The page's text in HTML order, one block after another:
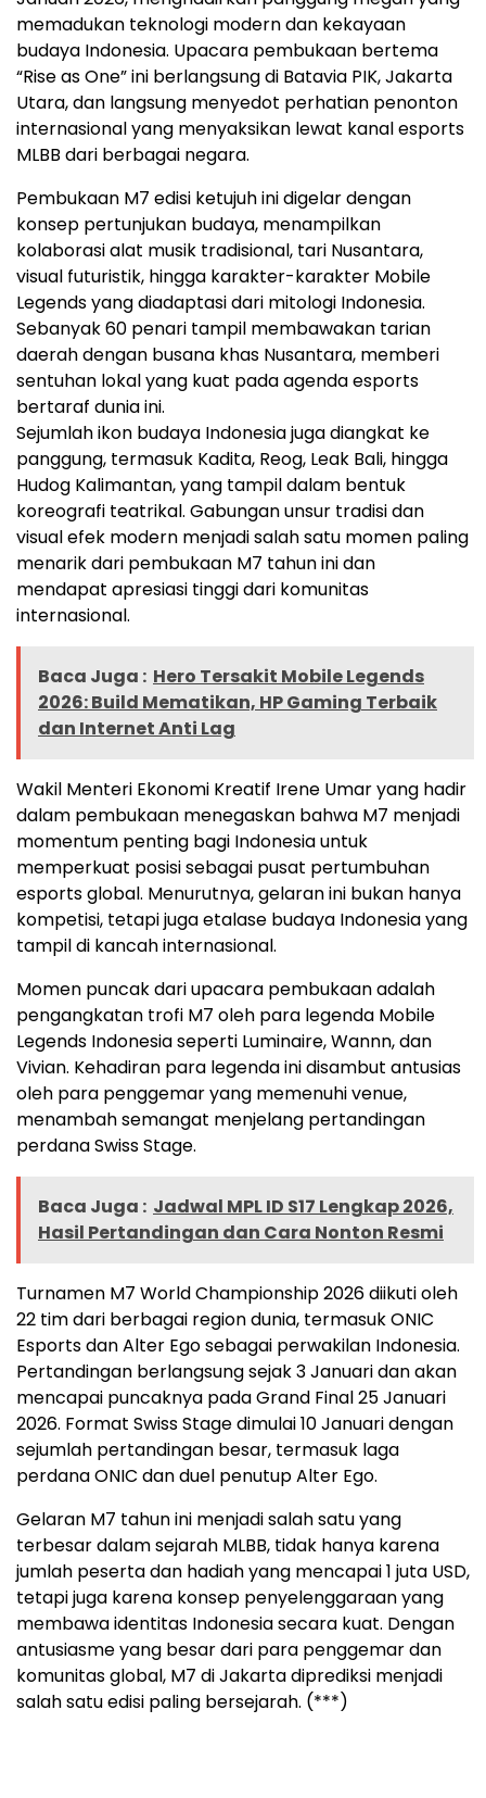
memadukan teknologi modern dan kekayaan
budaya Indonesia. Upacara pembukaan bertema
“Rise as One” ini berlangsung di Batavia PIK, Jakarta
Utara, dan langsung menyedot perhatian penonton
internasional yang menyaksikan lewat kanal esports
MLBB dari berbagai negara.
Pembukaan M7 edisi ketujuh ini digelar dengan
konsep pertunjukan budaya, menampilkan
kolaborasi alat musik tradisional, tari Nusantara,
visual futuristik, hingga karakter-karakter Mobile
Legends yang diadaptasi dari mitologi Indonesia.
Sebanyak 60 penari tampil membawakan tarian
daerah dengan busana khas Nusantara, memberi
sentuhan lokal yang kuat pada agenda esports
bertaraf dunia ini.
Sejumlah ikon budaya Indonesia juga diangkat ke
panggung, termasuk Kadita, Reog, Leak Bali, hingga
Hudog Kalimantan, yang tampil dalam bentuk
koreografi teatrikal. Gabungan unsur tradisi dan
visual efek modern menjadi salah satu momen paling
menarik dari pembukaan M7 tahun ini dan
mendapat apresiasi tinggi dari komunitas
internasional.
Baca Juga : Hero Tersakit Mobile Legends
2026: Build Mematikan, HP Gaming Terbaik
dan Internet Anti Lag
Wakil Menteri Ekonomi Kreatif Irene Umar yang hadir
dalam pembukaan menegaskan bahwa M7 menjadi
momentum penting bagi Indonesia untuk
memperkuat posisi sebagai pusat pertumbuhan
esports global. Menurutnya, gelaran ini bukan hanya
kompetisi, tetapi juga etalase budaya Indonesia yang
tampil di kancah internasional.
Momen puncak dari upacara pembukaan adalah
pengangkatan trofi M7 oleh para legenda Mobile
Legends Indonesia seperti Luminaire, Wannn, dan
Vivian. Kehadiran para legenda ini disambut antusias
oleh para penggemar yang memenuhi venue,
menambah semangat menjelang pertandingan
perdana Swiss Stage.
Baca Juga : Jadwal MPL ID S17 Lengkap 2026,
Hasil Pertandingan dan Cara Nonton Resmi
Turnamen M7 World Championship 2026 diikuti oleh
22 tim dari berbagai region dunia, termasuk ONIC
Esports dan Alter Ego sebagai perwakilan Indonesia.
Pertandingan berlangsung sejak 3 Januari dan akan
mencapai puncaknya pada Grand Final 25 Januari
2026. Format Swiss Stage dimulai 10 Januari dengan
sejumlah pertandingan besar, termasuk laga
perdana ONIC dan duel penutup Alter Ego.
Gelaran M7 tahun ini menjadi salah satu yang
terbesar dalam sejarah MLBB, tidak hanya karena
jumlah peserta dan hadiah yang mencapai 1 juta USD,
tetapi juga karena konsep penyelenggaraan yang
membawa identitas Indonesia secara kuat. Dengan
antusiasme yang besar dari para penggemar dan
komunitas global, M7 di Jakarta diprediksi menjadi
salah satu edisi paling bersejarah. (***)